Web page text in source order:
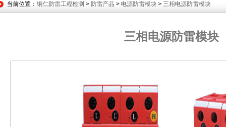
当前位置： 铜仁防雷工程检测 > 防雷产品 > 电源防雷模块 > 三相电源防雷模块
三相电源防雷模块